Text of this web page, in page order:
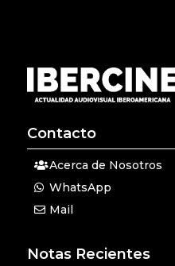
Contacto
Acerca de Nosotros
WhatsApp
Mail
Notas Recientes